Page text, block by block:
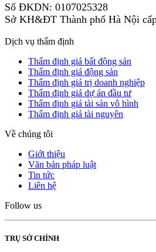
Số ĐKDN: 0107025328
Sở KH&ĐT Thành phố Hà Nội
Dịch vụ thẩm định
Thẩm định giá bất động sản
Thẩm định giá động sản
Thẩm định giá trị doanh nghiệp
Thẩm định giá dự án đầu tư
Thẩm định giá tài sản vô hình
Thẩm định giá tài nguyên
Về chúng tôi
Giới thiệu
Văn bản pháp luật
Tin tức
Liên hệ
Follow us
TRỤ SỞ CHÍNH